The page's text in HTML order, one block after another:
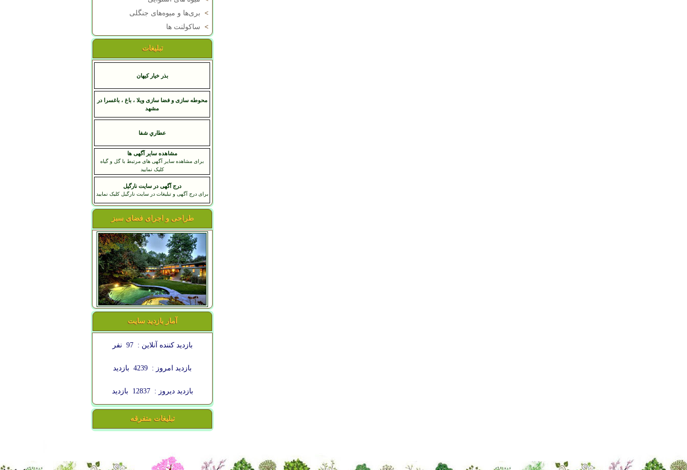
> بری‌ها و میوه‌های جنگلی
> ساکولنت ها
تبلیغات
بذر خیار کیهان
محوطه سازی و فضا سازی ویلا ، باغ ، باغسرا در
مشهد
عطاري شفا
مشاهده سایر آگهی ها
برای مشاهده سایر آگهی های مرتبط با گل و گیاه
کلیک نمایید
درج آگهی در سایت نارگیل
برای درج آگهی و تبلیغات در سایت نارگیل کلیک نمایید
طراحی و اجرای فضای سبز
آمار بازدید سایت
بازدید کننده آنلاین : 97 نفر
بازدید امروز : 4239 بازدید
بازدید دیروز : 12837 بازدید
تبلیغات متفرقه